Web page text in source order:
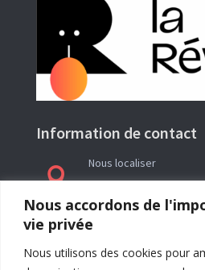
Nous accordons de
vie privée
Nous utilisons des cookies pour
Information de contact

Nous localiser
Le siège social de
trouve en Ariège (09) à
09290 Gabre